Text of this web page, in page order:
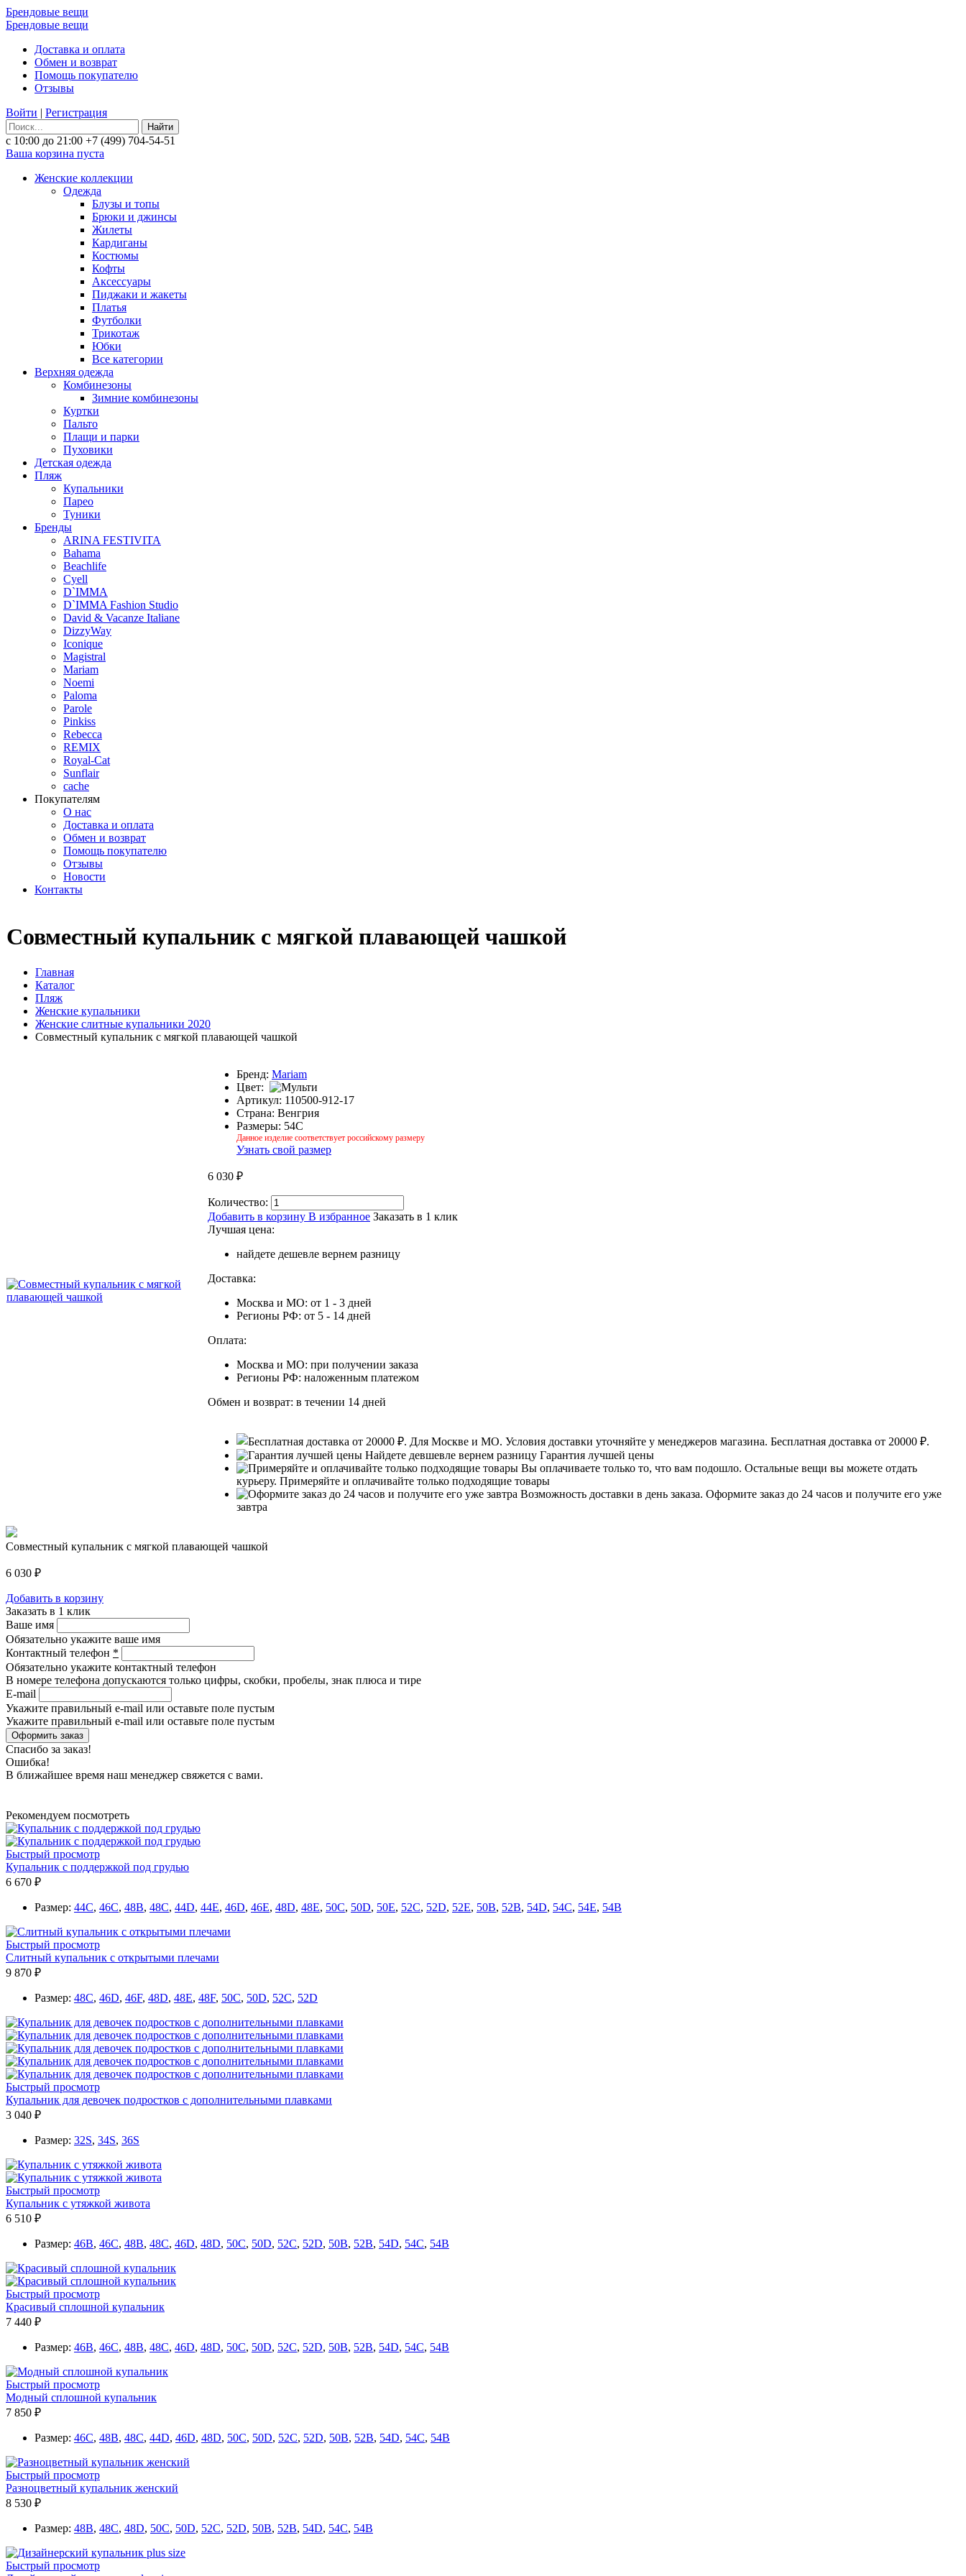
Брендовые вещи
Брендовые вещи
Доставка и оплата
Обмен и возврат
Помощь покупателю
Отзывы
Войти | Регистрация
Найти
с 10:00 до 21:00 +7 (499) 704-54-51
Ваша корзина пуста
Женские коллекции
Одежда
Блузы и топы
Брюки и джинсы
Жилеты
Кардиганы
Костюмы
Кофты
Аксессуары
Пиджаки и жакеты
Платья
Футболки
Трикотаж
Юбки
Все категории
Верхняя одежда
Комбинезоны
Зимние комбинезоны
Куртки
Пальто
Плащи и парки
Пуховики
Детская одежда
Пляж
Купальники
Парео
Туники
Бренды
ARINA FESTIVITA
Bahama
Beachlife
Cyell
D`IMMA
D`IMMA Fashion Studio
David & Vacanze Italiane
DizzyWay
Iconique
Magistral
Mariam
Noemi
Paloma
Parole
Pinkiss
Rebecca
REMIX
Royal-Cat
Sunflair
cache
Покупателям
О нас
Доставка и оплата
Обмен и возврат
Помощь покупателю
Отзывы
Новости
Контакты
Совместный купальник с мягкой плавающей чашкой
Главная
Каталог
Пляж
Женские купальники
Женские слитные купальники 2020
Совместный купальник с мягкой плавающей чашкой
Бренд: Mariam
Цвет:
Артикул: 110500-912-17
Страна: Венгрия
Размеры: 54C
Данное изделие соответствует российскому размеру
Узнать свой размер
6 030 ₽
Количество:
Добавить в корзину В избранное Заказать в 1 клик
Лучшая цена:
найдете дешевле вернем разницу
Доставка:
Москва и МО: от 1 - 3 дней
Регионы РФ: от 5 - 14 дней
Оплата:
Москва и МО: при получении заказа
Регионы РФ: наложенным платежом
Обмен и возврат: в течении 14 дней
Для Москве и МО. Условия доставки уточняйте у менеджеров магазина. Бесплатная доставка от 20000 ₽.
Найдете девшевле вернем разницу Гарантия лучшей цены
Вы оплачиваете только то, что вам подошло. Остальные вещи вы можете отдать
курьеру. Примеряйте и оплачивайте только подходящие товары
Возможность доставки в день заказа. Оформите заказ до 24 часов и получите его уже
завтра
Совместный купальник с мягкой плавающей чашкой
6 030 ₽
Добавить в корзину
Заказать в 1 клик
Ваше имя
Обязательно укажите ваше имя
Контактный телефон *
Обязательно укажите контактный телефон
В номере телефона допускаются только цифры, скобки, пробелы, знак плюса и тире
E-mail
Укажите правильный e-mail или оставьте поле пустым
Укажите правильный e-mail или оставьте поле пустым
Спасибо за заказ!
Ошибка!
В ближайшее время наш менеджер свяжется с вами.
Рекомендуем посмотреть
Быстрый просмотр
Купальник с поддержкой под грудью
6 670 ₽
Размер: 44C, 46C, 48B, 48C, 44D, 44E, 46D, 46E, 48D, 48E, 50C, 50D, 50E, 52C, 52D, 52E, 50B, 52B, 54D, 54C, 54E, 54B
Быстрый просмотр
Cлитный купальник с открытыми плечами
9 870 ₽
Размер: 48C, 46D, 46F, 48D, 48E, 48F, 50C, 50D, 52C, 52D
Быстрый просмотр
Купальник для девочек подростков с дополнительными плавками
3 040 ₽
Размер: 32S, 34S, 36S
Быстрый просмотр
Купальник с утяжкой живота
6 510 ₽
Размер: 46B, 46C, 48B, 48C, 46D, 48D, 50C, 50D, 52C, 52D, 50B, 52B, 54D, 54C, 54B
Быстрый просмотр
Красивый сплошной купальник
7 440 ₽
Размер: 46B, 46C, 48B, 48C, 46D, 48D, 50C, 50D, 52C, 52D, 50B, 52B, 54D, 54C, 54B
Быстрый просмотр
Модный сплошной купальник
7 850 ₽
Размер: 46C, 48B, 48C, 44D, 46D, 48D, 50C, 50D, 52C, 52D, 50B, 52B, 54D, 54C, 54B
Быстрый просмотр
Разноцветный купальник женский
8 530 ₽
Размер: 48B, 48C, 48D, 50C, 50D, 52C, 52D, 50B, 52B, 54D, 54C, 54B
Быстрый просмотр